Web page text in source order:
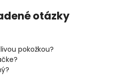
otázky
pokožkou?